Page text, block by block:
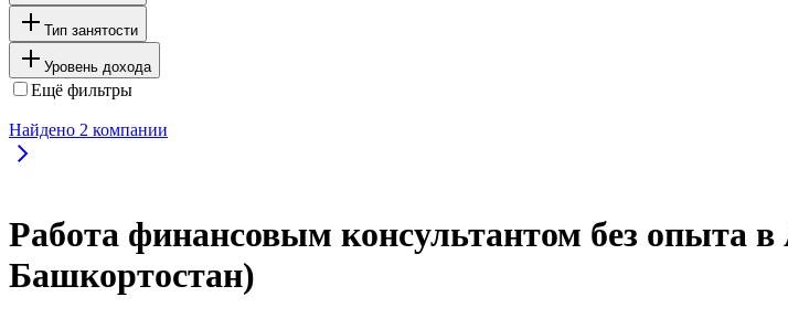
Тип занятости
Уровень дохода
Ещё фильтры
Найдено 2 компании
Работа финансовым консультантом без опыта
Башкортостан)